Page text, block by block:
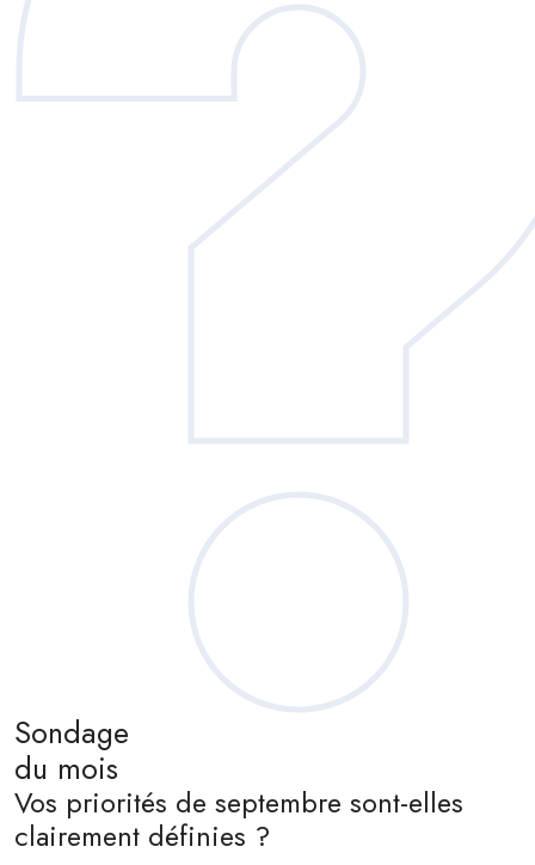
Sondage
du mois
Vos priorités de septembre sont-elles
clairement définies ?